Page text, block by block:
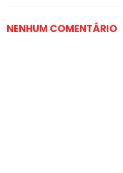
NENHUM COMENTÁRIO